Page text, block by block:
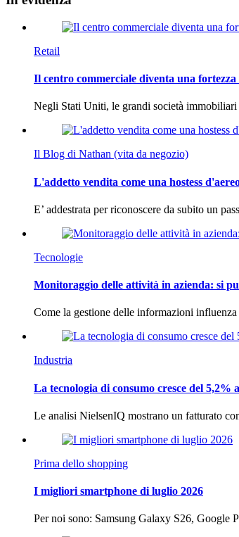
Retail
Il centro commerciale diventa una
Negli Stati Uniti, le grandi società
Il Blog di Nathan (vita da negozio)
L'addetto vendita come una hostess
E’ addestrata per riconoscere da subito un
Tecnologie
Monitoraggio delle attività in azienda: si
Come la gestione delle informazioni
Industria
La tecnologia di consumo cresce del
Le analisi NielsenIQ mostrano un fatturato
Prima dello shopping
I migliori smartphone di luglio 2026
Per noi sono: Samsung Galaxy S26,